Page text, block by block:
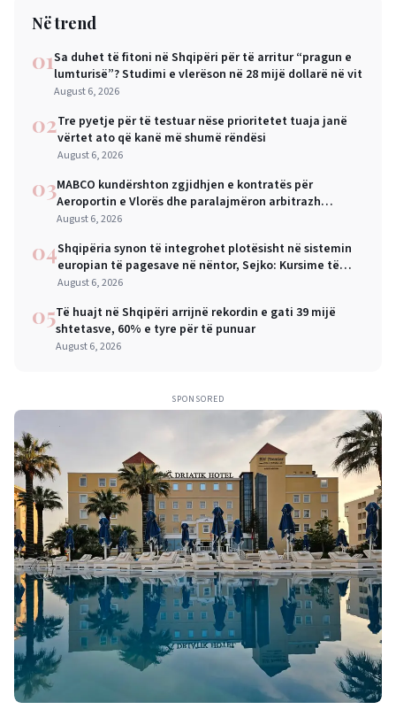
Në trend
01Sa duhet të fitoni në Shqipëri për të arritur “pragun e
lumturisë”? Studimi e vlerëson në 28 mijë dollarë në vit
August 6, 2026
02Tre pyetje për të testuar nëse prioritetet tuaja janë
vërtet ato që kanë më shumë rëndësi
August 6, 2026
03MABCO kundërshton zgjidhjen e kontratës për
Aeroportin e Vlorës dhe paralajmëron arbitrazh
ndërkombëtar
August 6, 2026
04Shqipëria synon të integrohet plotësisht në sistemin
europian të pagesave në nëntor, Sejko: Kursime të
mëdha për qytetarët dhe bizneset
August 6, 2026
05Të huajt në Shqipëri arrijnë rekordin e gati 39 mijë
shtetasve, 60% e tyre për të punuar
August 6, 2026
SPONSORED